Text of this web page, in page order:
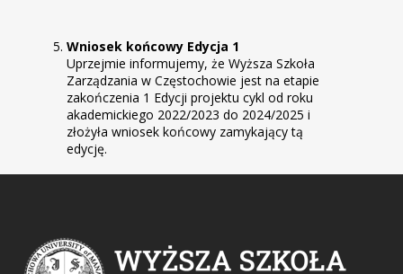
Wniosek końcowy Edycja 1
Uprzejmie informujemy, że Wyższa Szkoła
Zarządzania w Częstochowie jest na etapie
zakończenia 1 Edycji projektu cykl od roku
akademickiego 2022/2023 do 2024/2025 i
złożyła wniosek końcowy zamykający tą
edycję.